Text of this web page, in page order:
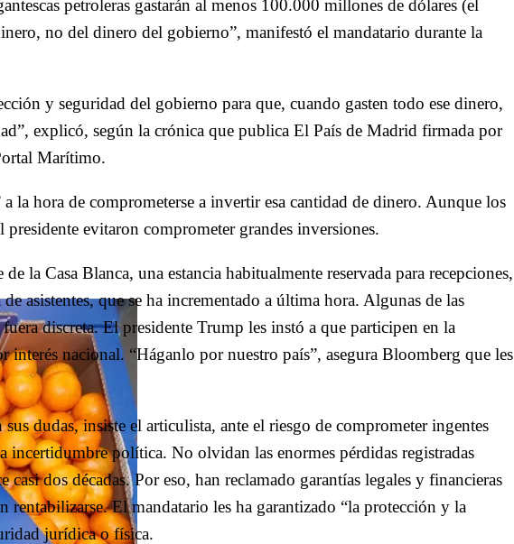
petroleras gastarán al menos 100.000 millones de dólares (el
no del dinero del gobierno”, manifestó el mandatario durante la
y seguridad del gobierno para que, cuando gasten todo ese dinero,
explicó, según la crónica que publica El País de Madrid firmada por
Marítimo.
la hora de comprometerse a invertir esa cantidad de dinero. Aunque los
evitaron comprometer grandes inversiones.
la Casa Blanca, una estancia habitualmente reservada para recepciones,
asistentes, que se ha incrementado a última hora. Algunas de las
discreta. El presidente Trump les instó a que participen en la
interés nacional. “Háganlo por nuestro país”, asegura Bloomberg que les
dudas, insiste el articulista, ante el riesgo de comprometer ingentes
incertidumbre política. No olvidan las enormes pérdidas registradas
dos décadas. Por eso, han reclamado garantías legales y financieras
rentabilizarse. El mandatario les ha garantizado “la protección y la
jurídica o física.